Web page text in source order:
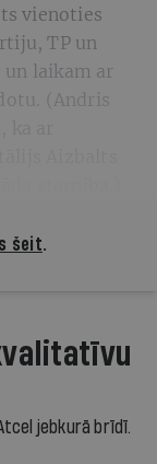
vienoties
TP un
laikam ar
(Andris
šeit.
jebkurā brīdī.